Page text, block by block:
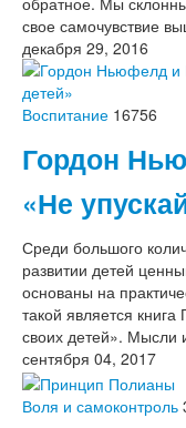
свое самочувствие
декабря 29, 2016
Воспитание 16756
Гордон
«Не
Среди большого
развитии детей
основаны на
такой является
своих детей».
сентября 04, 2017
Воля и самоконтроль